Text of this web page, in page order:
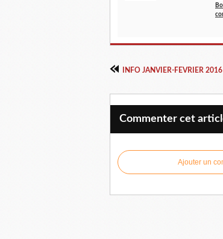
INFO JANVIER-FEVRIER 2016
Commenter cet
Ajouter un